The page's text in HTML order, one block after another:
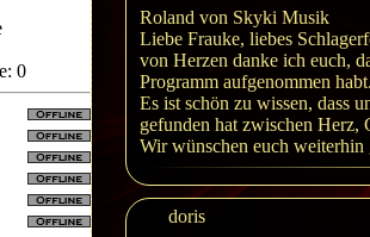
0
Roland von Skyki Musik
Liebe Frauke, liebes
von Herzen danke ich euch,
Programm aufgenommen
Es ist schön zu wissen, dass
gefunden hat zwischen Herz,
Wir wünschen euch weiterhin
doris